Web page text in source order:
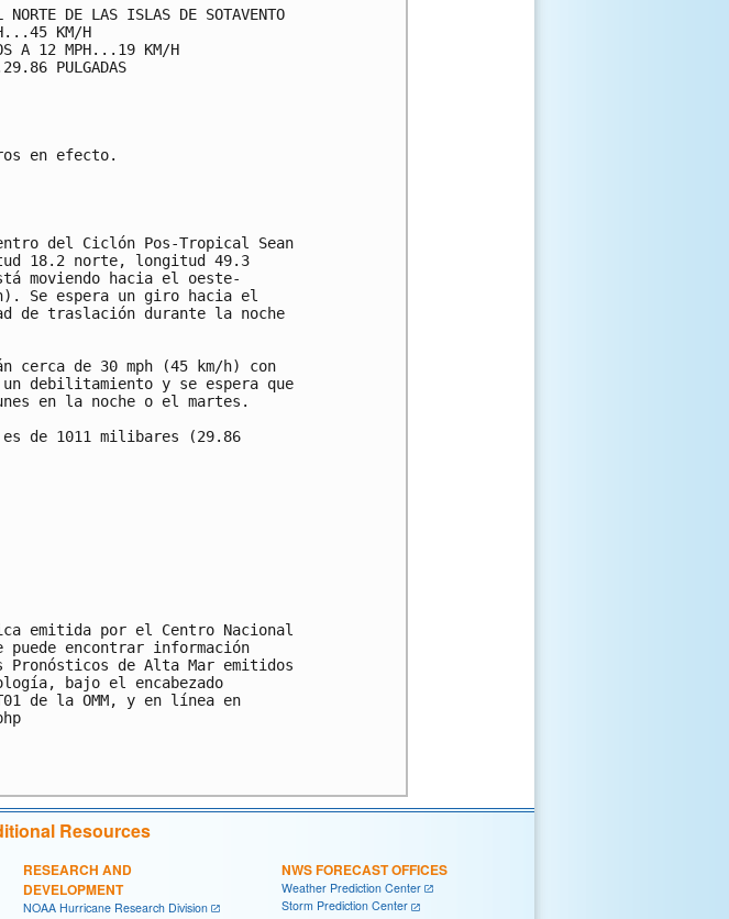
DE LAS ISLAS DE SOTAVENTO
KM/H
A 12 MPH...19 KM/H
PULGADAS
en efecto.
del Ciclón Pos-Tropical Sean
18.2 norte, longitud 49.3
moviendo hacia el oeste-
Se espera un giro hacia el
de traslación durante la noche
cerca de 30 mph (45 km/h) con
debilitamiento y se espera que
en la noche o el martes.
de 1011 milibares (29.86
emitida por el Centro Nacional
puede encontrar información
de Alta Mar emitidos
bajo el encabezado
de la OMM, y en línea en
Resources
RESEARCH AND
DEVELOPMENT
NOAA Hurricane Research Division
NWS FORECAST OFFICES
Weather Prediction Center
Storm Prediction Center